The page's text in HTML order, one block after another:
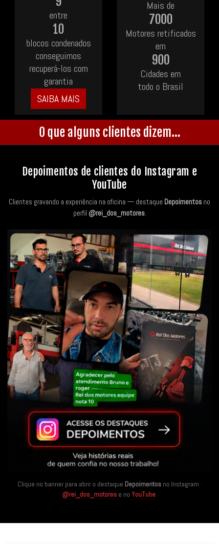
entre
10
blocos condenados
conseguimos
recuperá-los com
garantia
SAIBA MAIS
Mais de
7000
Motores retificados
em
900
Cidades em
todo o Brasil
O que alguns clientes dizem...
Depoimentos de clientes do Instagram e
YouTube
Clientes gravando a experiência na oficina — destaque Depoimentos no
perfil @rei_dos_motores.
Clique no banner para abrir o destaque Depoimentosno Instagram ·
@rei_dos_motores e no YouTube.